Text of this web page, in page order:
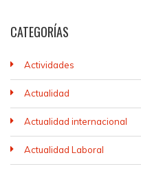
CATEGORÍAS
Actividades
Actualidad
Actualidad internacional
Actualidad Laboral